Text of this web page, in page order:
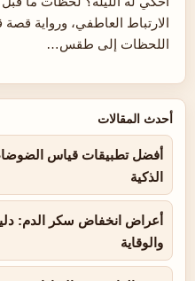
الارتباط العاطفي، ورواية
اللحظات إلى طقس…
أحدث المقالات
أفضل تطبيقات قياس
الذكية
أعراض انخفاض سكر الدم:
والوقاية